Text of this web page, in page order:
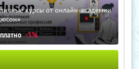
курсы от онлайн-академии
-5%